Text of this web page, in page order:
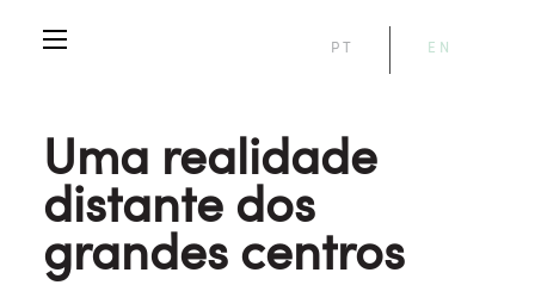
PT EN
Uma realidade
distante dos
grandes centros